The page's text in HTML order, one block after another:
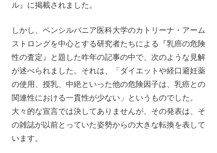
ル』に掲載されました。
しかし、ペンシルバニア医科大学のカトリーナ・アーム
ストロングを中心とする研究者たちによる『乳癌の危険
性の査定』と題した咋年の記事の中で、次のような見解
が述べられました。それは、「ダイエットや経口避妊薬
の使用、授乳、中絶といった他の危険因子は、乳癌との
関連性における一貫性が少ない」というものでした。
大々的な宣言では決してありませんが、その発表は、そ
の雑誌が以前とっていた姿勢からの大きな転換を表して
います。